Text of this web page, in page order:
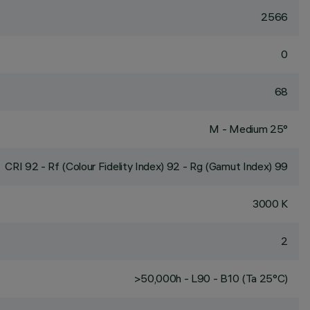
2566
0
68
M - Medium 25°
CRI 92 - Rf (Colour Fidelity Index) 92 - Rg (Gamut Index) 99
3000 K
2
>50,000h - L90 - B10 (Ta 25°C)